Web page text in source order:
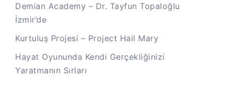
Demian Academy – Dr. Tayfun Topaloğlu
İzmir’de
Kurtuluş Projesi – Project Hail Mary
Hayat Oyununda Kendi Gerçekliğinizi
Yaratmanın Sırları